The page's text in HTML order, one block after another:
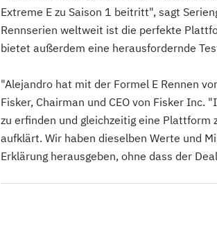
Extreme E zu Saison 1 beitritt", sagt
Rennserien weltweit ist die perfekte
bietet außerdem eine herausfordernde
"Alejandro hat mit der Formel E Rennen
Fisker, Chairman und CEO von Fisker Inc.
zu erfinden und gleichzeitig eine Plattform
aufklärt. Wir haben dieselben Werte und
Erklärung herausgeben, ohne dass der